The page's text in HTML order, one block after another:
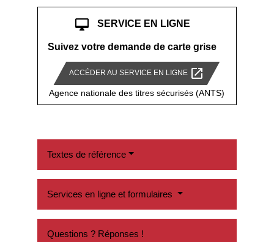
desktop_mac SERVICE EN LIGNE
Suivez votre demande de carte grise
ACCÉDER AU SERVICE EN LIGNE open_in_new
Agence nationale des titres sécurisés (ANTS)
Textes de référence
Services en ligne et formulaires
Questions ? Réponses !